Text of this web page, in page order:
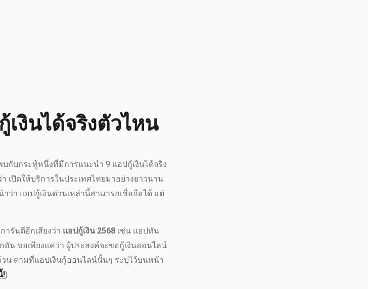
งินได้จริงตัวไหน
กับกระทู้หนึ่งที่มีการแนะนำ 9 แอปกู้เงินได้จริง
ปิดให้บริการในประเทศไทยมาอย่างยาวนาน
า แอปกู้เงินด่วนเหล่านี้สามารถเชื่อถือได้ แต่
ารันตีอีกเสียงว่า แอปกู้เงิน 2568 เช่น แอปทัน
น ขอเพียงแค่ว่า ผู้ประสงค์จะขอกู้เงินออนไลน์
น ตามที่แอปเงินกู้ออนไลน์นั้นๆ ระบุไว้บนหน้า
!)